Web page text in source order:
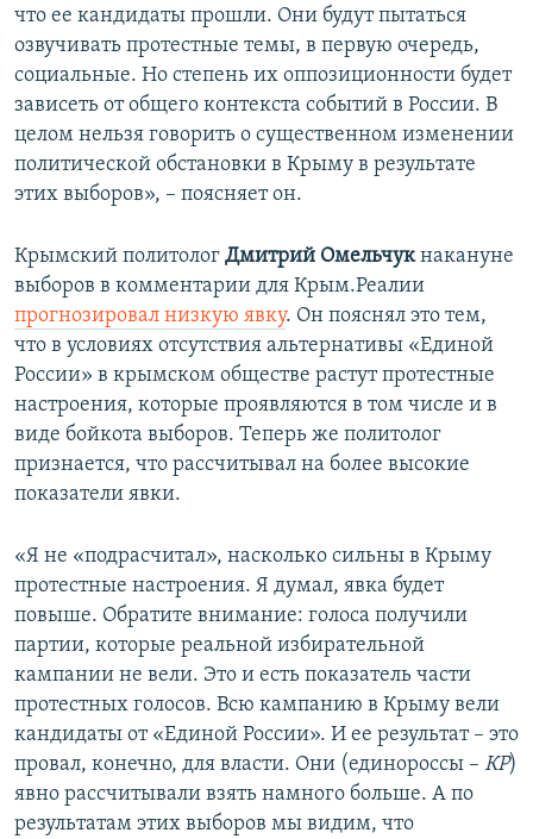
что ее кандидаты прошли. Они будут пытаться
озвучивать протестные темы, в первую очередь,
социальные. Но степень их оппозиционности будет
зависеть от общего контекста событий в России. В
целом нельзя говорить о существенном изменении
политической обстановки в Крыму в результате
этих выборов», – поясняет он.
Крымский политолог Дмитрий Омельчукнакануне
выборов в комментарии для Крым.Реалии
прогнозировал низкую явку. Он пояснял это тем,
что в условиях отсутствия альтернативы «Единой
России» в крымском обществе растут протестные
настроения, которые проявляются в том числе и в
виде бойкота выборов. Теперь же политолог
признается, что рассчитывал на более высокие
показатели явки.
«Я не «подрасчитал», насколько сильны в Крыму
протестные настроения. Я думал, явка будет
повыше. Обратите внимание: голоса получили
партии, которые реальной избирательной
кампании не вели. Это и есть показатель части
протестных голосов. Всю кампанию в Крыму вели
кандидаты от «Единой России». И ее результат – это
провал, конечно, для власти. Они (единороссы – КР)
явно рассчитывали взять намного больше. А по
результатам этих выборов мы видим, что